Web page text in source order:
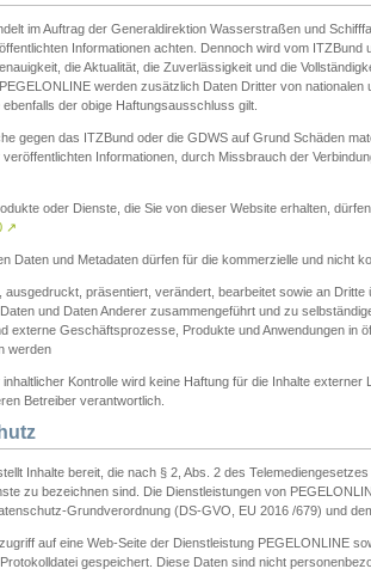
im Auftrag der Generaldirektion Wasserstraßen und
Informationen achten. Dennoch wird vom
die Aktualität, die Zuverlässigkeit und die
werden zusätzlich Daten Dritter von
der obige Haftungsausschluss gilt.
gegen das ITZBund oder die GDWS auf Grund Schäden
Informationen, durch Missbrauch der
oder Dienste, die Sie von dieser Website erhalten,
↗
Daten und Metadaten dürfen für die kommerzielle und nicht
ausgedruckt, präsentiert, verändert, bearbeitet sowie an Dritte
und Daten Anderer zusammengeführt und zu
externe Geschäftsprozesse, Produkte und Anwendungen in
werden
Kontrolle wird keine Haftung für die Inhalte
Betreiber verantwortlich.
Inhalte bereit, die nach § 2, Abs. 2 des
zu bezeichnen sind. Die Dienstleistungen von
Grundverordnung (DS-GVO, EU 2016 /679) und
auf eine Web-Seite der Dienstleistung PEGELONLINE
gespeichert. Diese Daten sind nicht